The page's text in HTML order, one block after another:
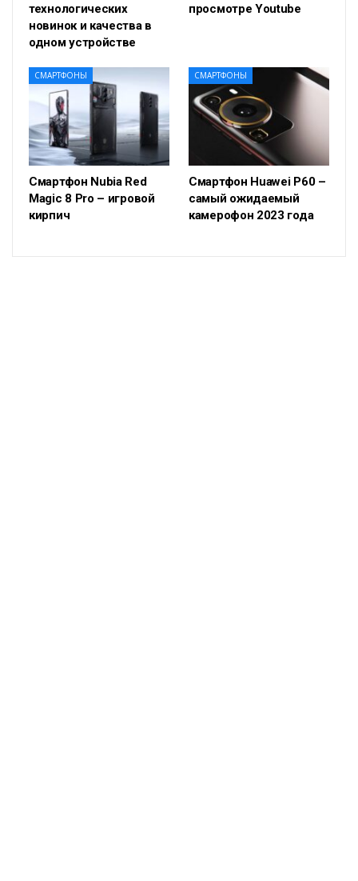
технологических
новинок и качества в
одном устройстве
просмотре Youtube
СМАРТФОНЫ
Смартфон Nubia Red
Magic 8 Pro – игровой
кирпич
СМАРТФОНЫ
Смартфон Huawei P60 –
самый ожидаемый
камерофон 2023 года